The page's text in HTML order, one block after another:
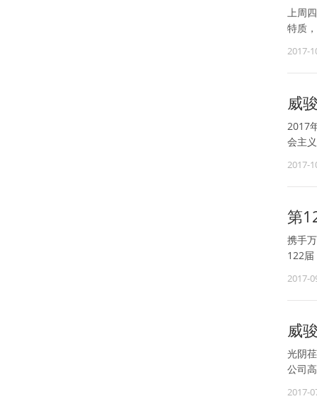
上周
特质
2017-
威
2017
会主
2017-
第
携手
122
2017-
威
光阴
公司
2017-